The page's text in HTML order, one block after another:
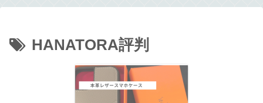
HANATORA評判